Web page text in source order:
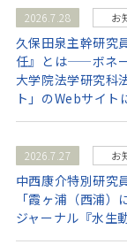
2026.7.28 お
久保田泉主幹研究
任』とは——ボネ
大学院法学研究科
ト」のWebサイト
2026.7.27 お
中西康介特別研究
「霞ヶ浦（西浦
ジャーナル『水生